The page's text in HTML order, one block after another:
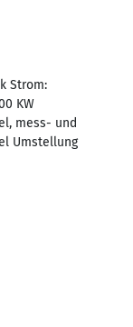
Strom:
KW
mess- und
Umstellung